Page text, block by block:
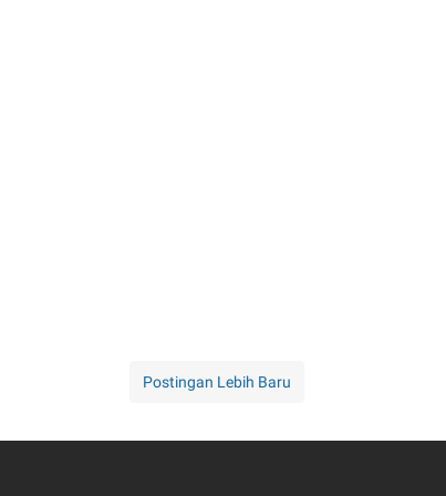
Postingan Lebih Baru